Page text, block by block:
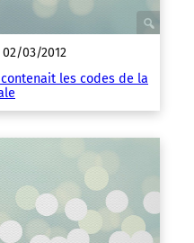
02/03/2012
les codes de la